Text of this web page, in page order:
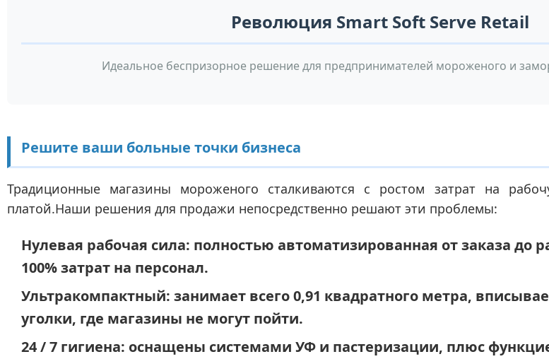
Революция Smart Soft Serve Retail
Идеальное беспризорное решение для предпринимателей мороженого и
Решите ваши больные точки бизнеса
Традиционные магазины мороженого сталкиваются с ростом затрат на
платой.Наши решения для продажи непосредственно решают эти проблемы:
Нулевая рабочая сила: полностью автоматизированная от заказа до
100% затрат на персонал.
Ультракомпактный: занимает всего 0,91 квадратного метра,
уголки, где магазины не могут пойти.
24 / 7 гигиена: оснащены системами УФ и пастеризации, плюс